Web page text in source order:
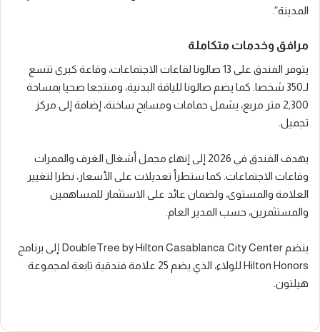
المدينة”.
مرافق وخدمات متكاملة
يتوفر الفندق على 13 صالونا لقاعات الاجتماعات، وقاعة كبرى تتسع
لـ350 شخصا. كما يضم صالونا للياقة البدنية، ومنتجعا صحيا بمساحة
2,300 متر مربع، يشمل حمامات ومسابح ساخنة، إضافة إلى مركز
تجميل.
يهدف الفندق في 2026 إلى إنهاء مجمل أشغال الغرف والممرات
وقاعات الاجتماعات. كما ستطرأ تعديلات على الأسعار، نظرا لتغيير
العلامة والمستوى، ولضمان عائد على الاستثمار للمساهمين
والمستثمرين، حسب المدير العام.
ينضم DoubleTree by Hilton Casablanca City Center إلى برنامج
Hilton Honors للولاء، الذي يضم 25 علامة فندقية تابعة لمجموعة
هيلتون.